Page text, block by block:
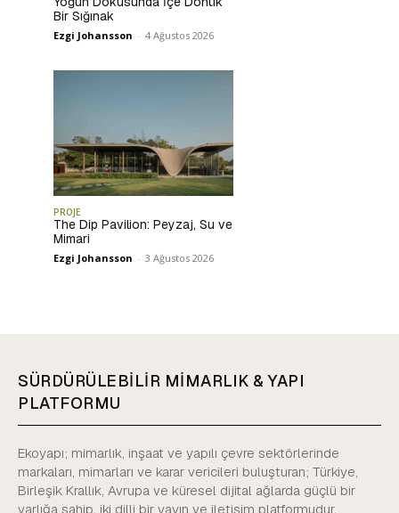
Bir Sığınak
Ezgi Johansson - 4 Ağustos 2026
PROJE
The Dip Pavilion: Peyzaj, Su ve
Mimari
Ezgi Johansson - 3 Ağustos 2026
SÜRDÜRÜLEBİLİR MİMARLIK & YAPI
PLATFORMU
Ekoyapı; mimarlık, inşaat ve yapılı çevre sektörlerinde
markaları, mimarları ve karar vericileri buluşturan; Türkiye,
Birleşik Krallık, Avrupa ve küresel dijital ağlarda güçlü bir
varlığa sahip, iki dilli bir yayın ve iletişim platformudur.